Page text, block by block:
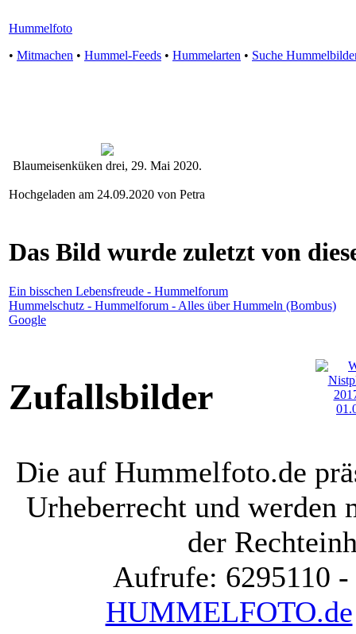
Hummelfoto
• Mitmachen • Hummel-Feeds • Hummelarten • Suche
Blaumeisenküken drei, 29. Mai 2020.
Hochgeladen am 24.09.2020 von Petra
Das Bild wurde zuletzt von
Ein bisschen Lebensfreude - Hummelforum
Hummelschutz - Hummelforum - Alles über Hummeln (Bombus)
Google
Zufallsbilder
Die auf Hummelfoto.de
Urheberrecht und werden
der
Aufrufe: 6295110
HUMMELFOTO.de